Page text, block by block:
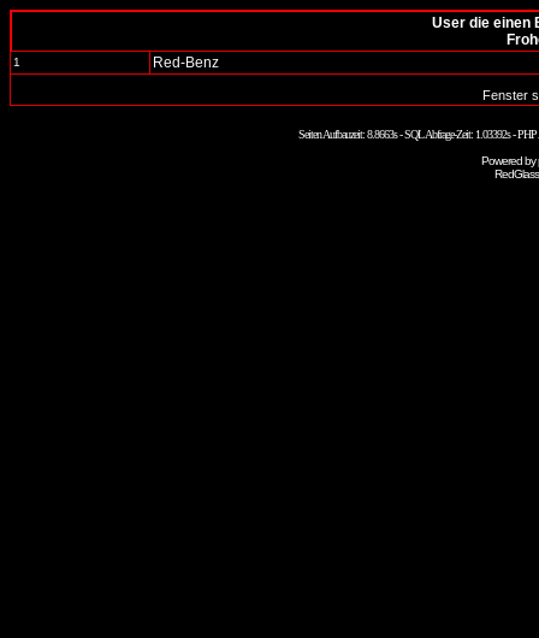
User die einen
1 Red-Benz
Fenster
Seiten Aufbauzeit: 8.8663s - SQL Abfrage-Zeit: 1.03392s -
Powered by